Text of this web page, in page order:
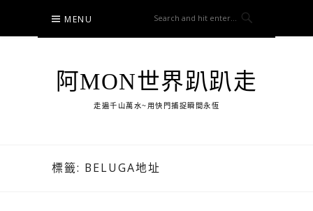
content
MENU
阿MON世界趴趴走
走遍千山萬水~用快門捕捉瞬間永恆
標籤: BELUGA地址